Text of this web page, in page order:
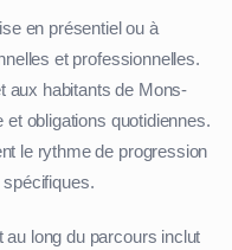
en présentiel ou à
et professionnelles.
aux habitants de Mons-
obligations quotidiennes.
le rythme de progression
long du parcours inclut